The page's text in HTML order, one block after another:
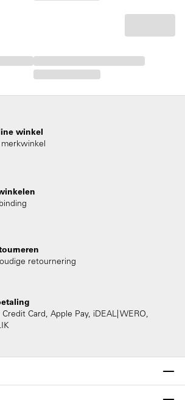
winkel
retournering
Credit Card, Apple Pay, iDEAL| WERO,